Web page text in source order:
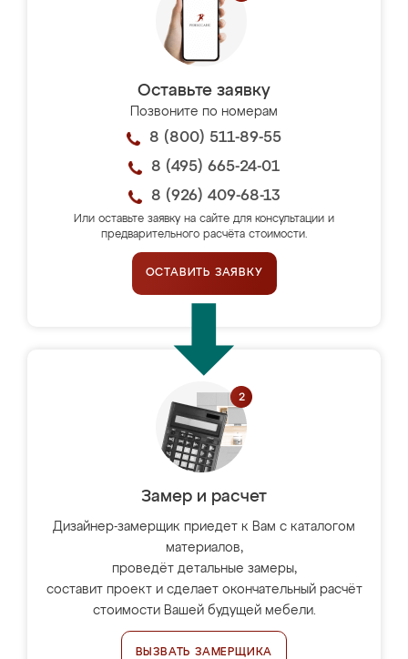
Оставьте заявку
Позвоните по номерам
8 (800) 511-89-55
8 (495) 665-24-01
8 (926) 409-68-13
Или оставьте заявку на сайте для консультации и
предварительного расчёта стоимости.
ОСТАВИТЬ ЗАЯВКУ
Замер и расчет
Дизайнер-замерщик приедет к Вам с каталогом
материалов,
проведёт детальные замеры,
составит проект и сделает окончательный расчёт
стоимости Вашей будущей мебели.
ВЫЗВАТЬ ЗАМЕРЩИКА